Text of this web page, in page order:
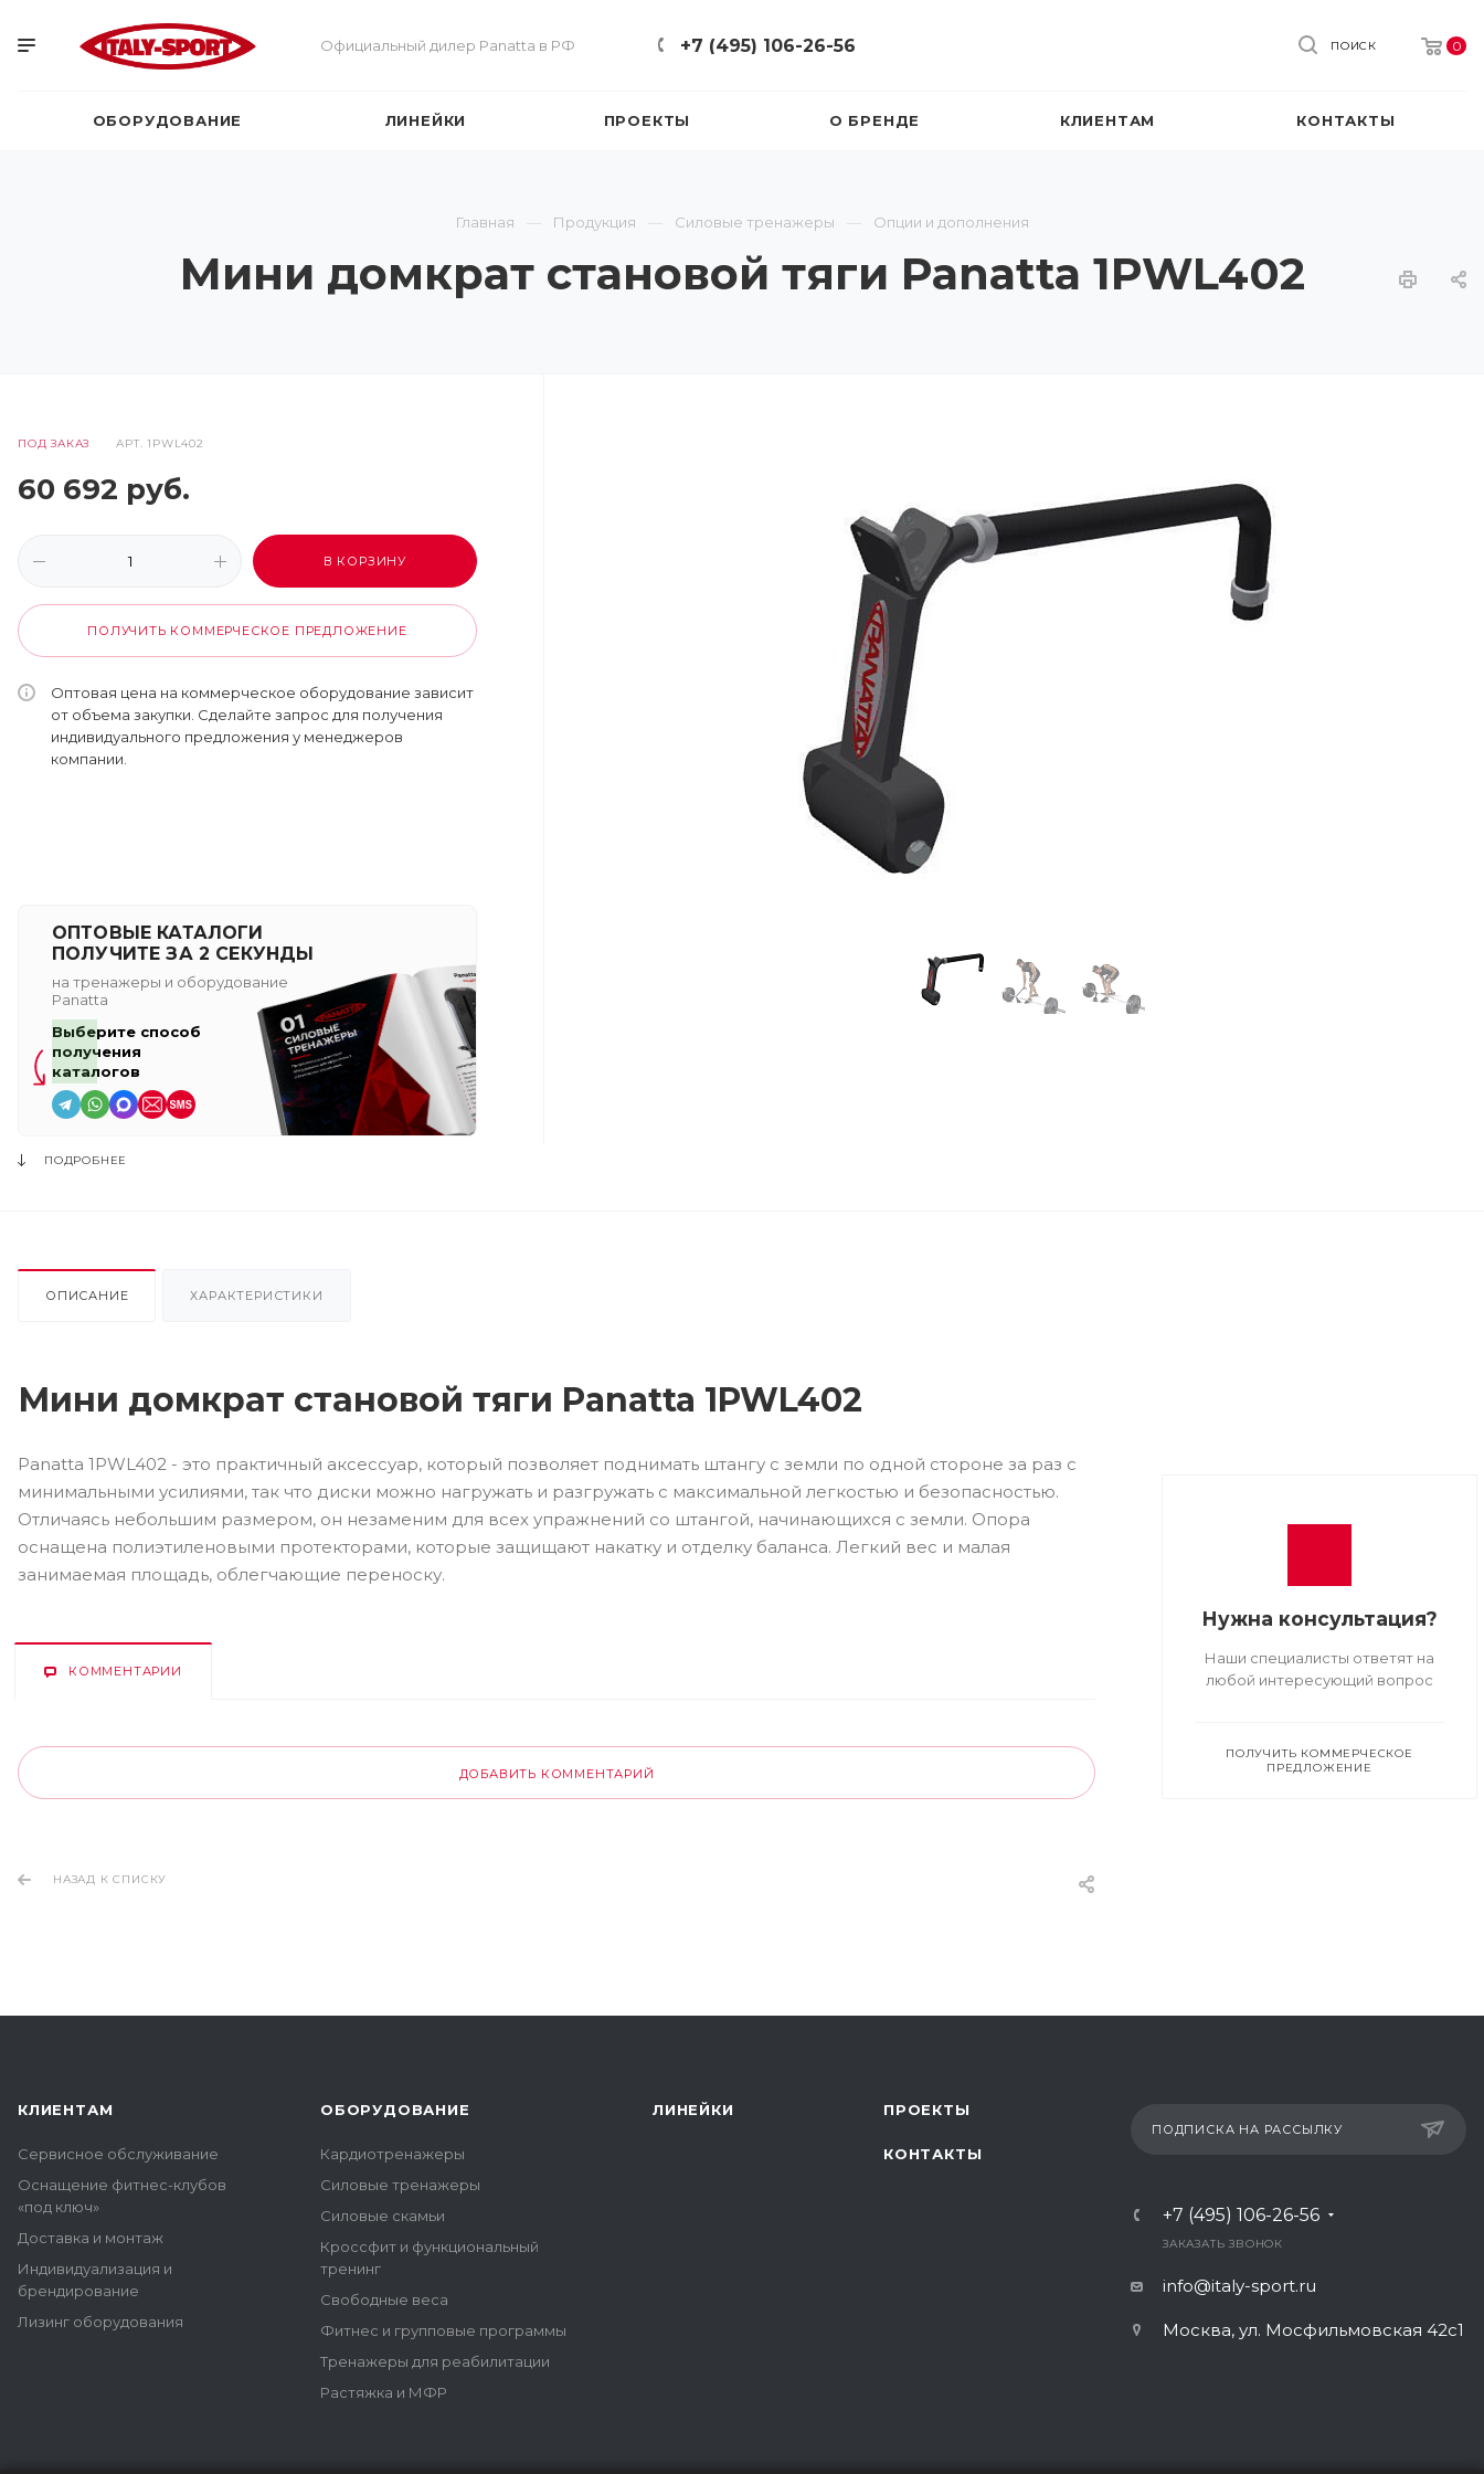
Официальный дилер Panatta в РФ +7 (495) 106-26-56 0
ПОИСК
ОБОРУДОВАНИЕ ЛИНЕЙКИ ПРОЕКТЫ О БРЕНДЕ КЛИЕНТАМ КОНТАКТЫ
Главная Продукция Силовые тренажеры Опции и дополнения
Мини домкрат становой тяги Panatta 1PWL402
ПОД ЗАКАЗ АРТ.1PWL402
60 692 руб.
В КОРЗИНУ
ПОЛУЧИТЬ КОММЕРЧЕСКОЕ ПРЕДЛОЖЕНИЕ
Оптовая цена на коммерческое оборудование зависит
от объема закупки. Сделайте запрос для получения
индивидуального предложения у менеджеров
компании.
ОПТОВЫЕ КАТАЛОГИ
ПОЛУЧИТЕ ЗА 2 СЕКУНДЫ
на тренажеры и оборудование
Panatta
Выберите способ
получения
каталогов
ПОДРОБНЕЕ
Нужна консультация?
Наши специалисты ответят на
любой интересующий вопрос
ПОЛУЧИТЬ КОММЕРЧЕСКОЕ
ПРЕДЛОЖЕНИЕ
ОПИСАНИЕ ХАРАКТЕРИСТИКИ
Мини домкрат становой тяги Panatta 1PWL402
Panatta 1PWL402 - это практичный аксессуар, который позволяет поднимать штангу с земли по одной стороне за раз с
минимальными усилиями, так что диски можно нагружать и разгружать с максимальной легкостью и безопасностью.
Отличаясь небольшим размером, он незаменим для всех упражнений со штангой, начинающихся с земли. Опора
оснащена полиэтиленовыми протекторами, которые защищают накатку и отделку баланса. Легкий вес и малая
занимаемая площадь, облегчающие переноску.
КОММЕНТАРИИ
ДОБАВИТЬ КОММЕНТАРИЙ
НАЗАД К СПИСКУ
КЛИЕНТАМ
Сервисное обслуживание
Оснащение фитнес-клубов
«под ключ»
Доставка и монтаж
Индивидуализация и
брендирование
Лизинг оборудования
ОБОРУДОВАНИЕ
Кардиотренажеры
Силовые тренажеры
Силовые скамьи
Кроссфит и функциональный
тренинг
Свободные веса
Фитнес и групповые программы
Тренажеры для реабилитации
Растяжка и МФР
ЛИНЕЙКИ ПРОЕКТЫ
КОНТАКТЫ
ПОДПИСКА НА РАССЫЛКУ
+7 (495) 106-26-56
ЗАКАЗАТЬ ЗВОНОК
info@italy-sport.ru
Москва, ул. Мосфильмовская 42с1